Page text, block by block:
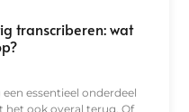
transcriberen: wat
essentieel onderdeel
het ook overal terug. Of